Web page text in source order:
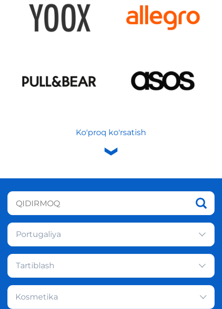
Ko'proq ko'rsatish
Portugaliya
Tartiblash
Kosmetika